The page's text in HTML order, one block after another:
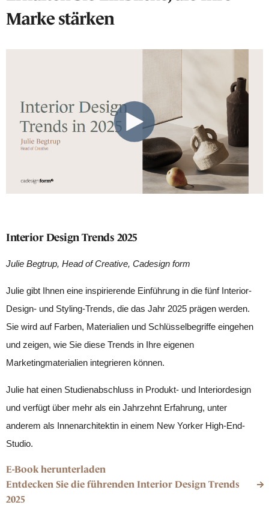
Marke stärken
Interior Design Trends 2025
Julie Begtrup, Head of Creative, Cadesign form
Julie gibt Ihnen eine inspirierende Einführung in die fünf Interior-
Design- und Styling-Trends, die das Jahr 2025 prägen werden.
Sie wird auf Farben, Materialien und Schlüsselbegriffe eingehen
und zeigen, wie Sie diese Trends in Ihre eigenen
Marketingmaterialien integrieren können.
Julie hat einen Studienabschluss in Produkt- und Interiordesign
und verfügt über mehr als ein Jahrzehnt Erfahrung, unter
anderem als Innenarchitektin in einem New Yorker High-End-
Studio.
E-Book herunterladen
Entdecken Sie die führenden Interior Design Trends
2025